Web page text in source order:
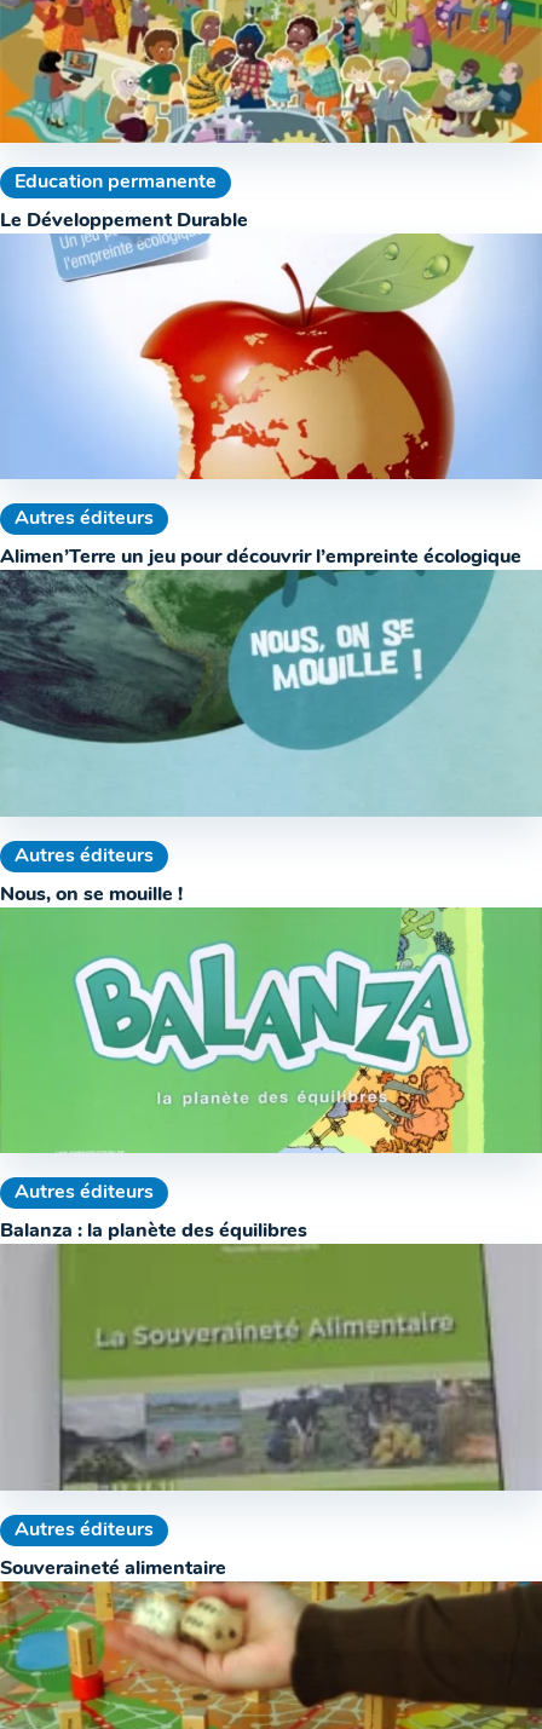
Education permanente
Le Développement Durable
Autres éditeurs
Alimen’Terre un jeu pour découvrir l’empreinte écologique
Autres éditeurs
Nous, on se mouille !
Autres éditeurs
Balanza : la planète des équilibres
Autres éditeurs
Souveraineté alimentaire